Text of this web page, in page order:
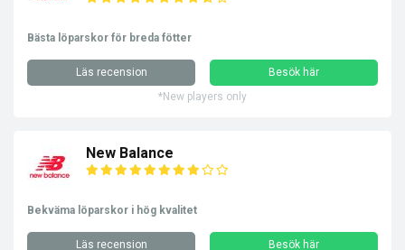
Bästa löparskor för breda fötter
Läs recension
Besök här
*New players only
New Balance
Bekväma löparskor i hög kvalitet
Läs recension Besök här